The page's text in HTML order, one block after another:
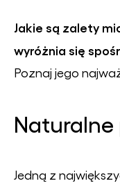
Jakie są zalety
wyróżnia się
Poznaj jego
Jedną z